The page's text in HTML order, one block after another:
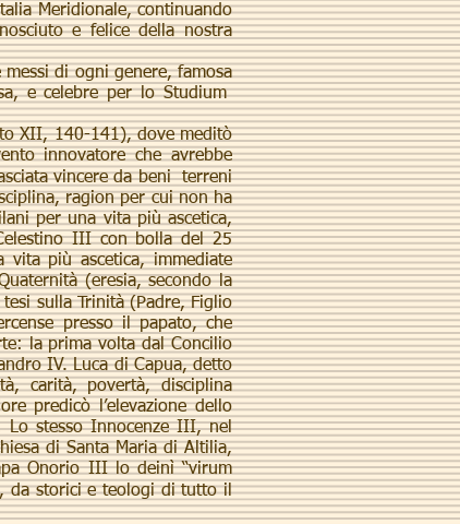
Meridionale, continuando
e felice della nostra
di ogni genere, famosa
e celebre per lo Studium
XII, 140-141), dove meditò
innovatore che avrebbe
vincere da beni terreni
ragion per cui non ha
per una vita più ascetica,
III con bolla del 25
più ascetica, immediate
(eresia, secondo la
sulla Trinità (Padre, Figlio
presso il papato, che
la prima volta dal Concilio
IV. Luca di Capua, detto
carità, povertà, disciplina
predicò l’elevazione dello
Lo stesso Innocenze III, nel
di Santa Maria di Altilia,
Onorio III lo deinì “virum
da storici e teologi di tutto il